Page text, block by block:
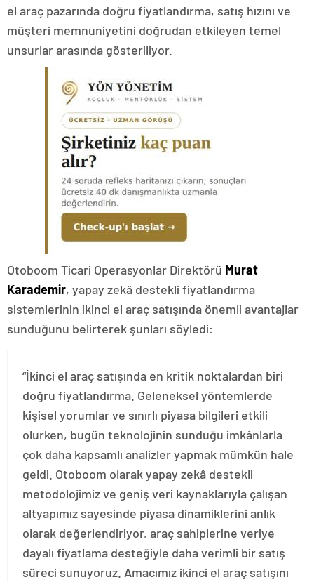
el araç pazarında doğru fiyatlandırma, satış hızını ve
müşteri memnuniyetini doğrudan etkileyen temel
unsurlar arasında gösteriliyor.
Otoboom Ticari Operasyonlar Direktörü Murat
Karademir, yapay zekâ destekli fiyatlandırma
sistemlerinin ikinci el araç satışında önemli avantajlar
sunduğunu belirterek şunları söyledi:
“İkinci el araç satışında en kritik noktalardan biri
doğru fiyatlandırma. Geleneksel yöntemlerde
kişisel yorumlar ve sınırlı piyasa bilgileri etkili
olurken, bugün teknolojinin sunduğu imkânlarla
çok daha kapsamlı analizler yapmak mümkün hale
geldi. Otoboom olarak yapay zekâ destekli
metodolojimiz ve geniş veri kaynaklarıyla çalışan
altyapımız sayesinde piyasa dinamiklerini anlık
olarak değerlendiriyor, araç sahiplerine veriye
dayalı fiyatlama desteğiyle daha verimli bir satış
süreci sunuyoruz. Amacımız ikinci el araç satışını